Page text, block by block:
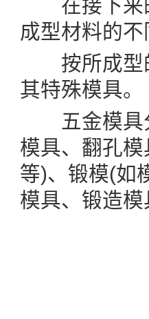
在接下来的
成型材料的
按所成型的
其特殊模具。
五金模具分
模具、翻孔
等)、锻模(如
模具、锻造